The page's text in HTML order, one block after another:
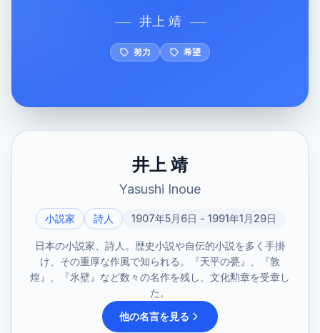
── 井上 靖 ──
努力 希望
井上 靖
Yasushi Inoue
小説家 詩人 1907年5月6日 - 1991年1月29日
日本の小説家、詩人。歴史小説や自伝的小説を多く手掛
け、その重厚な作風で知られる。『天平の甍』、『敦
煌』、『氷壁』など数々の名作を残し、文化勲章を受章し
た。
他の名言を見る